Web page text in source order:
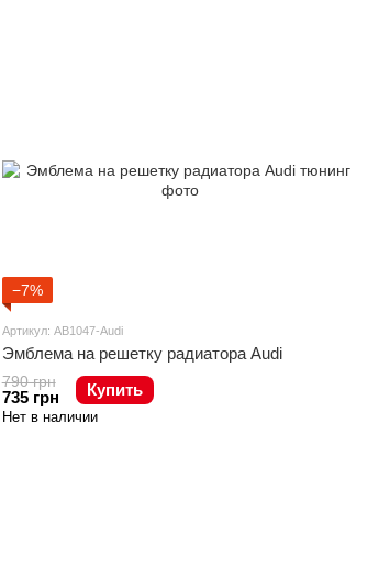
−7%
Артикул: AB1047-Audi
Эмблема на решетку радиатора Audi
790 грн
735 грн Купить
Нет в наличии